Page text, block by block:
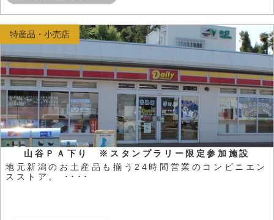
山谷ＰＡ下り ※スタンプラリー限定参加施設
地元新潟のお土産品も揃う24時間営業のコンビニエン
スストア。 ････
特産品・小売店